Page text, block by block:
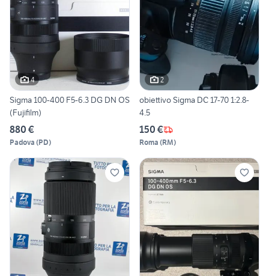
4
Sigma 100-400 F5-6.3 DG DN OS
(Fujifilm)
880 €
Padova (PD)
2
obiettivo Sigma DC 17-70 1:2.8-
4.5
150 €
Roma (RM)